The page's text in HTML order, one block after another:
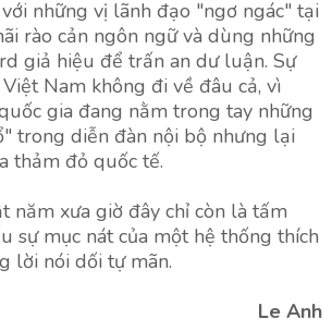
những vị lãnh đạo "ngơ ngác" tại
rào cản ngôn ngữ và dùng những
giả hiệu để trấn an dư luận. Sự
Nam không đi về đâu cả, vì
gia đang nằm trong tay những
trong diễn đàn nội bộ nhưng lại
thảm đỏ quốc tế.
năm xưa giờ đây chỉ còn là tấm
sự mục nát của một hệ thống thích
lời nói dối tự mãn.
Le Anh